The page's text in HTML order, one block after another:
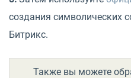
создания символических
Битрикс.
Также вы можете